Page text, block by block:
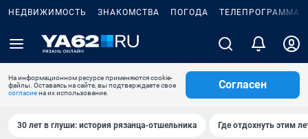
НЕДВИЖИМОСТЬ ЗНАКОМСТВА ПОГОДА ТЕЛЕПРОГРАММА
На информационном ресурсе применяются cookie-
файлы. Оставаясь на сайте, вы подтверждаете свое
согласиена их использование.
Согласен
30 лет в глуши: история рязанца-отшельника Где отдохнуть этим